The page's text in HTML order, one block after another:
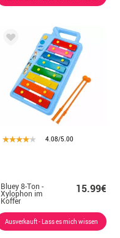
4.08/5.00
Bluey 8-Ton -
Xylophon im
Koffer
15.99€
Ausverkauft - Lass es mich wissen